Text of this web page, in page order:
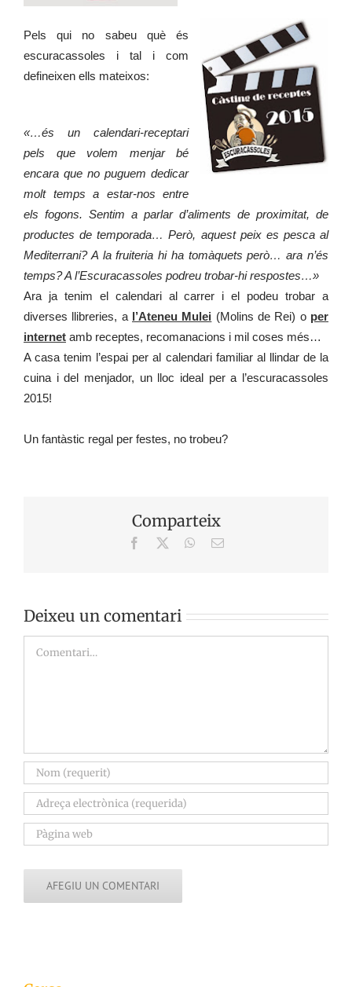
Pels qui no sabeu què és
escuracassoles i tal i com
defineixen ells mateixos:
«…és un calendari-receptari
pels que volem menjar bé
encara que no puguem dedicar
molt temps a estar-nos entre
els fogons. Sentim a parlar d’aliments de proximitat, de
productes de temporada… Però, aquest peix es pesca al
Mediterrani? A la fruiteria hi ha tomàquets però… ara n’és
temps? A l’Escuracassoles podreu trobar-hi respostes…»
Ara ja tenim el calendari al carrer i el podeu trobar a
diverses llibreries, a l’Ateneu Mulei (Molins de Rei) o per
internet amb receptes, recomanacions i mil coses més…
A casa tenim l’espai per al calendari familiar al llindar de la
cuina i del menjador, un lloc ideal per a l’escuracassoles
2015!
Un fantàstic regal per festes, no trobeu?
Comparteix
Facebook WhatsApp
Email:
Deixeu un comentari
Comment